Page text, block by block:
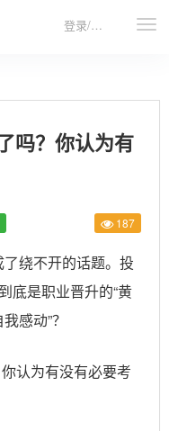
登录/注册
吗？你认为有
187
了绕不开的话题。投
底是职业晋升的“黄
感动”？
认为有没有必要考